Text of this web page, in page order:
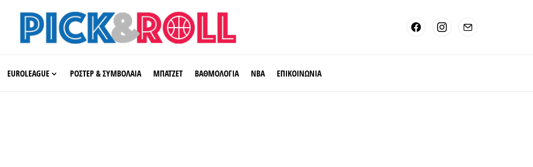
EUROLEAGUE ΡΟΣΤΕΡ & ΣΥΜΒΟΛΑΙΑ ΜΠΑΤΖΕΤ ΒΑΘΜΟΛΟΓΙΑ ΝΒΑ ΕΠΙΚΟΙΝΩΝΙΑ